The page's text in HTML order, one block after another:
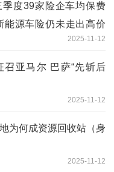
季度39家险企车均保费
能源车险仍未走出高价
2025-11-12
召亚马尔 巴萨“先斩后
2025-11-12
为何成资源回收站（身
2025-11-12